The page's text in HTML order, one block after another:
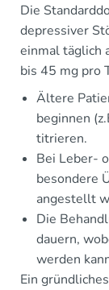
Die
depressiver
einmal täglich
bis 45 mg pro
Ältere
beginnen
titrieren.
Bei Leber-
besondere
angestellt
Die
dauern,
werden
Ein